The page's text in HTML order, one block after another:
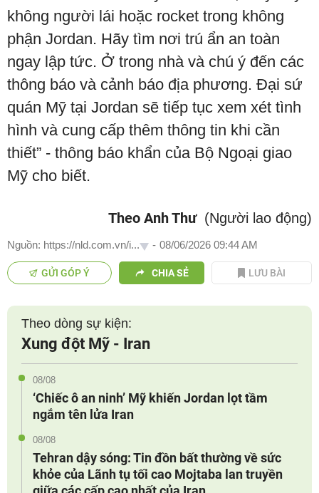
không người lái hoặc rocket trong không
phận Jordan. Hãy tìm nơi trú ẩn an toàn
ngay lập tức. Ở trong nhà và chú ý đến các
thông báo và cảnh báo địa phương. Đại sứ
quán Mỹ tại Jordan sẽ tiếp tục xem xét tình
hình và cung cấp thêm thông tin khi cần
thiết” - thông báo khẩn của Bộ Ngoại giao
Mỹ cho biết.
Theo Anh Thư (Người lao động)
Nguồn: https://nld.com.vn/i... - 08/06/2026 09:44 AM
GỬI GÓP Ý CHIA SẺ LƯU BÀI
Theo dòng sự kiện:
Xung đột Mỹ - Iran
08/08
‘Chiếc ô an ninh’ Mỹ khiến Jordan lọt tầm
ngắm tên lửa Iran
08/08
Tehran dậy sóng: Tin đồn bất thường về sức
khỏe của Lãnh tụ tối cao Mojtaba lan truyền